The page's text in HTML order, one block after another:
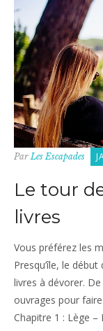
Par Les Escapades
Le tour
livres
Vous préférez les
Presqu’île, le
livres à dévorer.
ouvrages pour
Chapitre 1 : Lège